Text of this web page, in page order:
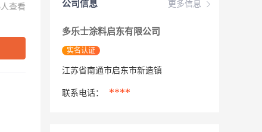
查看 更多信息
公司信息
多乐士涂料启东有限公司
实名认证
江苏省南通市启东市新造镇
联系电话： ****